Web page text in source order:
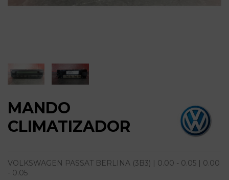
MANDO
CLIMATIZADOR
VOLKSWAGEN PASSAT BERLINA (3B3) | 0.00 - 0.05 | 0.00
- 0.05